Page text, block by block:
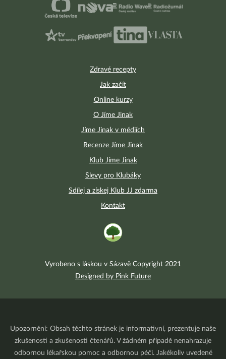
Zdravé recepty
Jak začít
Online kurzy
O Jíme Jinak
Jíme Jinak v médiích
Recenze Jíme Jinak
Klub Jíme Jinak
Slevy pro Klubáky
Sdílej a získej Klub JJ zdarma
Kontakt
Vyrobeno s láskou v Sázavě Copyright 2021
Designed by Pink Future
Upozornění: Obsah těchto stránek je informativní, prezentuje naše
zkušenosti a zkušenosti čtenářů. V žádném případě nenahrazuje
odbornou lékařskou pomoc a odbornou péči. Jakékoliv uvedené